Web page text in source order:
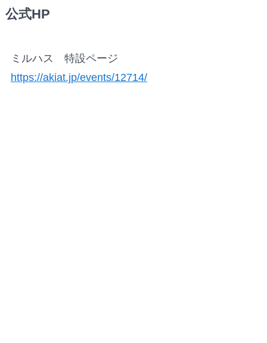
公式HP
ミルハス 特設ページ
https://akiat.jp/events/12714/